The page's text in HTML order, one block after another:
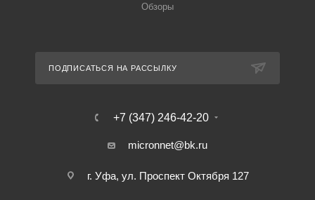
Обзоры
ПОДПИСАТЬСЯ НА РАССЫЛКУ
+7 (347) 246-42-20
micronnet@bk.ru
г. Уфа, ул. Проспект Октября 127